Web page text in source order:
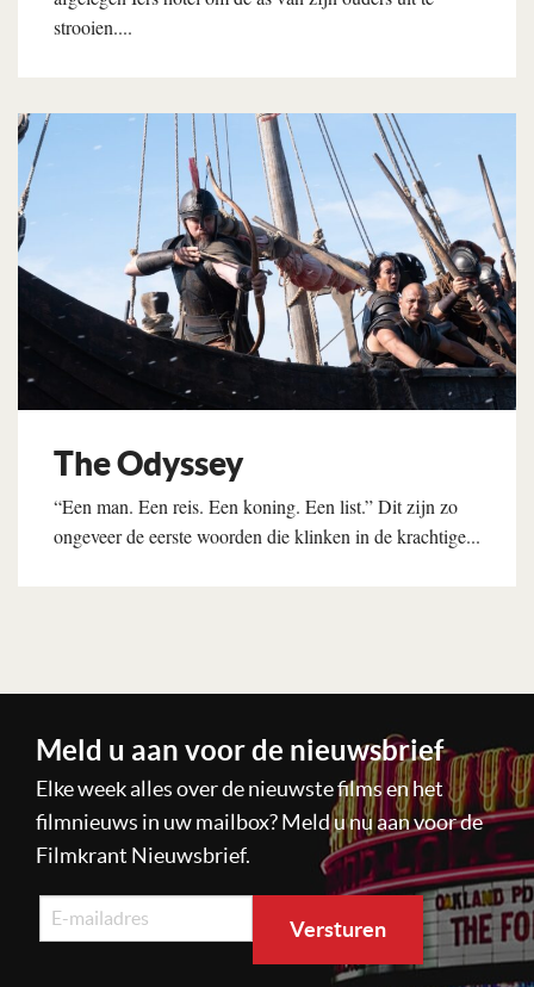
strooien....
Lees verder
The Odyssey
“Een man. Een reis. Een koning. Een list.” Dit zijn zo
ongeveer de eerste woorden die klinken in de krachtige...
Meld u aan voor de nieuwsbrief
Elke week alles over de nieuwste films en het
filmnieuws in uw mailbox? Meld u nu aan voor de
Filmkrant Nieuwsbrief.